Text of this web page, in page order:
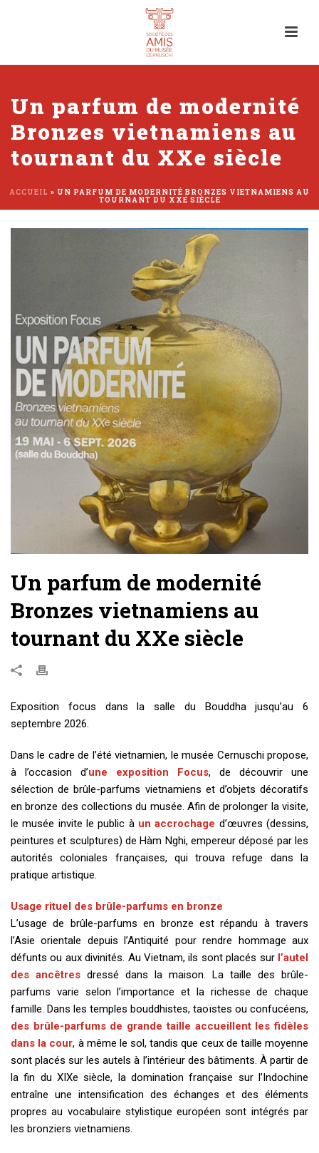
Un parfum de modernité
Bronzes vietnamiens au
tournant du XXe siècle
ACCUEIL » UN PARFUM DE MODERNITÉ BRONZES VIETNAMIENS AU
TOURNANT DU XXE SIÈCLE
Un parfum de modernité
Bronzes vietnamiens au
tournant du XXe siècle
Exposition focus dans la salle du Bouddha jusqu’au 6
septembre 2026.
Dans le cadre de l’été vietnamien, le musée Cernuschi propose,
à l’occasion d’une exposition Focus, de découvrir une
sélection de brûle-parfums vietnamiens et d’objets décoratifs
en bronze des collections du musée. Afin de prolonger la visite,
le musée invite le public à un accrochage d’œuvres (dessins,
peintures et sculptures) de Hàm Nghi, empereur déposé par les
autorités coloniales françaises, qui trouva refuge dans la
pratique artistique.
Usage rituel des brûle-parfums en bronze
L’usage de brûle-parfums en bronze est répandu à travers
l’Asie orientale depuis l’Antiquité pour rendre hommage aux
défunts ou aux divinités. Au Vietnam, ils sont placés sur l’autel
des ancêtres dressé dans la maison. La taille des brûle-
parfums varie selon l’importance et la richesse de chaque
famille. Dans les temples bouddhistes, taoïstes ou confucéens,
des brûle-parfums de grande taille accueillent les fidèles
dans la cour, à même le sol, tandis que ceux de taille moyenne
sont placés sur les autels à l’intérieur des bâtiments. À partir de
la fin du XIXe siècle, la domination française sur l’Indochine
entraîne une intensification des échanges et des éléments
propres au vocabulaire stylistique européen sont intégrés par
les bronziers vietnamiens.